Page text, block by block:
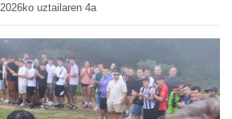
2026ko uztailaren 4a